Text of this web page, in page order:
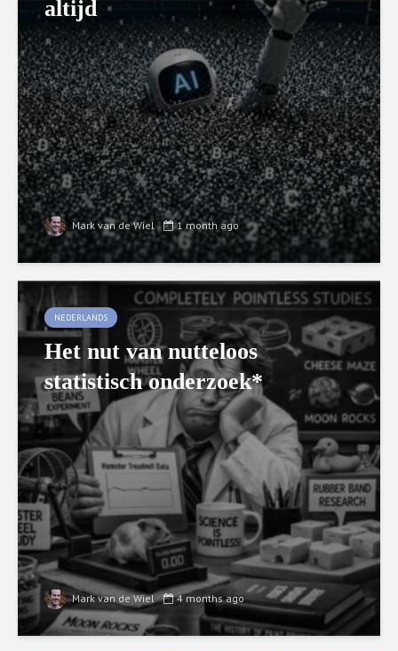
altijd
Mark van de Wiel 1 month ago
NEDERLANDS
Het nut van nutteloos
statistisch onderzoek*
Mark van de Wiel 4 months ago